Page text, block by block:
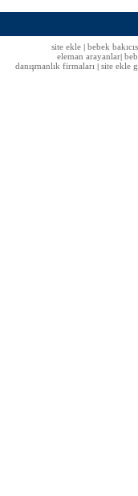
site ekle| bebek
eleman arayanlar
danışmanlık firmaları
site ekle